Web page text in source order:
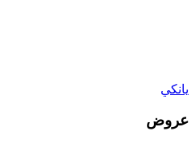
يانكي
عروض